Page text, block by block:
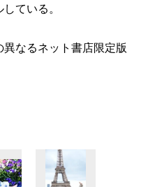
ている。
なるネット書店限定版